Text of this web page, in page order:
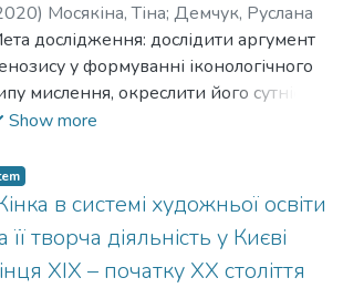
) Мосякіна, Тіна; Демчук, Руслана
дослідження: дослідити аргумент
у формуванні іконологічного
мислення, окреслити його сутність
специфіку.
Show more
в системі художньої освіти
її творча діяльність у Києві
XIX – початку XX століття